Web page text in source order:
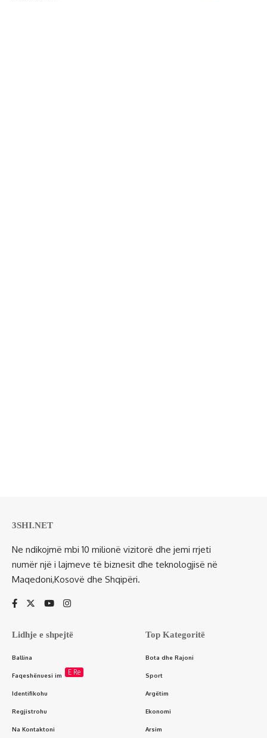
3SHI.NET
Ne ndikojmë mbi 10 milionë vizitorë dhe jemi rrjeti
numër një i lajmeve të biznesit dhe teknologjisë në
Maqedoni,Kosovë dhe Shqipëri.
Lidhje e shpejtë
Ballina
Faqeshënuesi im E Re
Identifikohu
Regjistrohu
Na Kontaktoni
Top Kategoritë
Bota dhe Rajoni
Sport
Argëtim
Ekonomi
Arsim